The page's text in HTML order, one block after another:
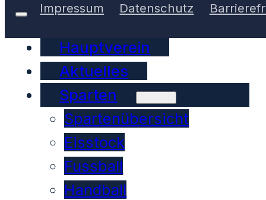
Hauptverein
Aktuelles
Sparten
Spartenübersicht
Eisstock
Fussball
Handball
Impressum Datenschutz